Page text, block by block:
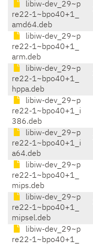
libiw-dev_29~p
re22-1~bpo40+1_
amd64.deb
libiw-dev_29~p
re22-1~bpo40+1_
arm.deb
libiw-dev_29~p
re22-1~bpo40+1_
hppa.deb
libiw-dev_29~p
re22-1~bpo40+1_i
386.deb
libiw-dev_29~p
re22-1~bpo40+1_i
a64.deb
libiw-dev_29~p
re22-1~bpo40+1_
mips.deb
libiw-dev_29~p
re22-1~bpo40+1_
mipsel.deb
libiw-dev_29~p
re22-1~bpo40+1_